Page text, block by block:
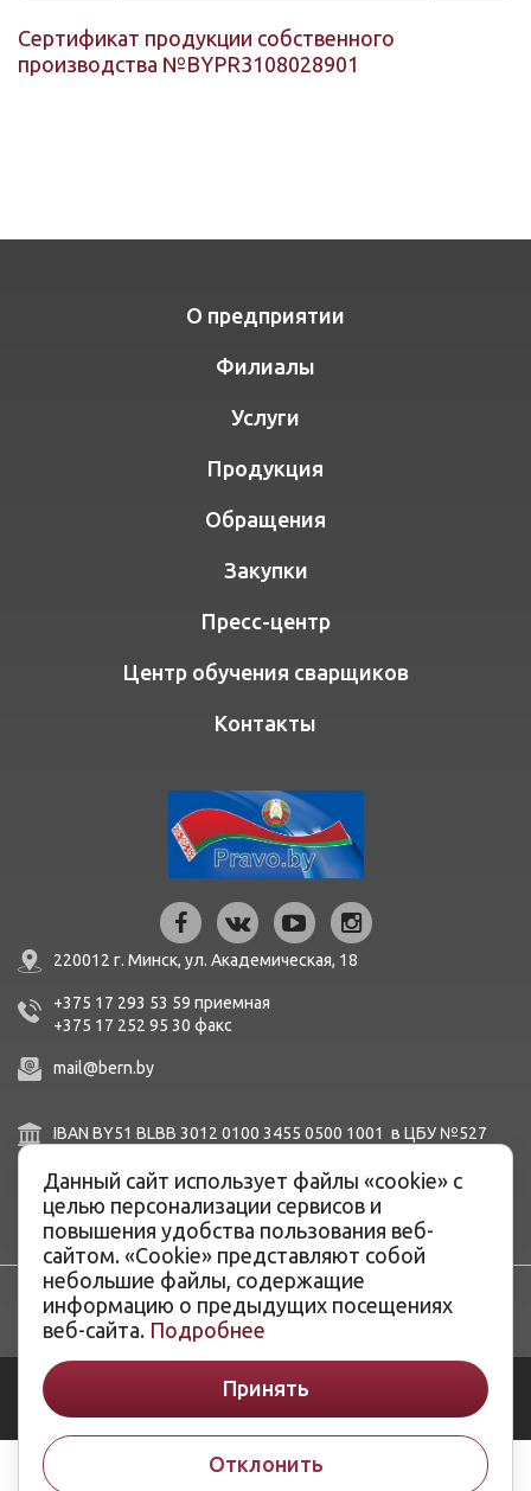
Сертификат продукции собственного
производства №BYPR3108028901
О предприятии
Филиалы
Услуги
Продукция
Обращения
Закупки
Пресс-центр
Центр обучения сварщиков
Контакты
220012 г. Минск, ул. Академическая, 18
+375 17 293 53 59 приемная
+375 17 252 95 30 факc
mail@bern.by
IBAN BY51 BLBB 3012 0100 3455 0500 1001 в ЦБУ №527
8Н,
BIC BLBBBY2X
© ОАО «Белэнергоремналадка», 2026
Данный сайт использует файлы «cookie» с
целью персонализации сервисов и
повышения удобства пользования веб-
сайтом. «Cookie» представляют собой
небольшие файлы, содержащие
информацию о предыдущих посещениях
веб-сайта. Подробнее
Принять
Отклонить